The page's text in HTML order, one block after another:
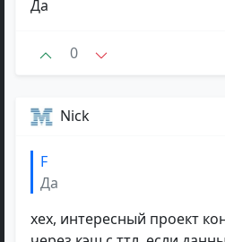
Да
0
Nick
F
Да
хех, интересный проект